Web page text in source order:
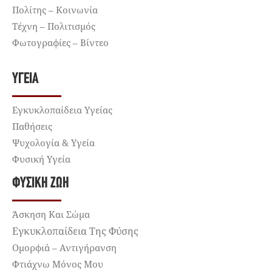
Πολίτης – Κοινωνία
Τέχνη – Πολιτισμός
Φωτογραφίες – Βίντεο
ΥΓΕΊΑ
Εγκυκλοπαίδεια Υγείας
Παθήσεις
Ψυχολογία & Υγεία
Φυσική Υγεία
ΦΥΣΙΚΉ ΖΩΉ
Άσκηση Και Σώμα
Εγκυκλοπαίδεια Της Φύσης
Ομορφιά – Αντιγήρανση
Φτιάχνω Μόνος Μου